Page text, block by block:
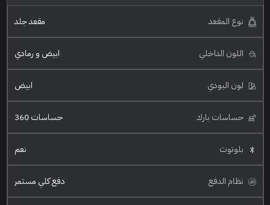
نوع المقعد مقعد جلد
اللون الداخلي ابيض و رمادي
لون البودي ابيض
حساسات بارك حساسات 360
بلوتوث نعم
نظام الدفع دفع كلي مستمر